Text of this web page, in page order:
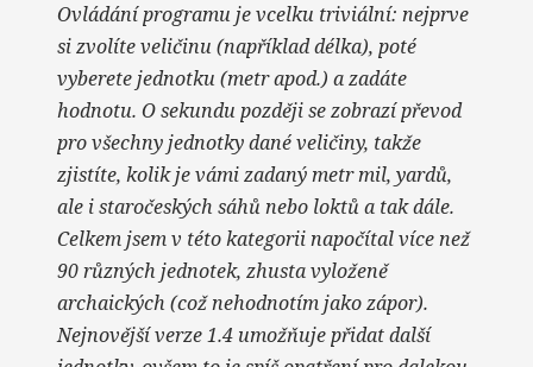
Ovládání programu je vcelku triviální: nejprve
si zvolíte veličinu (například délka), poté
vyberete jednotku (metr apod.) a zadáte
hodnotu. O sekundu později se zobrazí převod
pro všechny jednotky dané veličiny, takže
zjistíte, kolik je vámi zadaný metr mil, yardů,
ale i staročeských sáhů nebo loktů a tak dále.
Celkem jsem v této kategorii napočítal více než
90 různých jednotek, zhusta vyloženě
archaických (což nehodnotím jako zápor).
Nejnovější verze 1.4 umožňuje přidat další